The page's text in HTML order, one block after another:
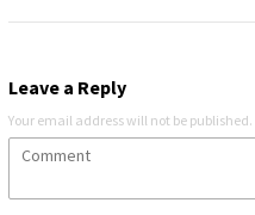
Leave a Reply
Your email address will not be published.